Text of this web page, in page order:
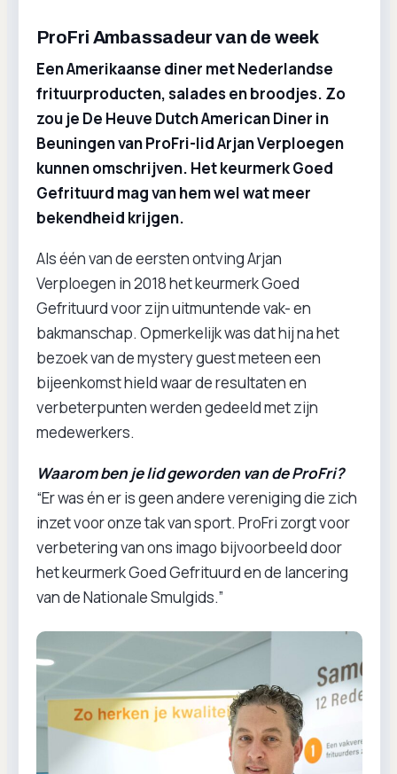
ProFri Ambassadeur van de week
Een Amerikaanse diner met Nederlandse
frituurproducten, salades en broodjes. Zo
zou je De Heuve Dutch American Diner in
Beuningen van ProFri-lid Arjan Verploegen
kunnen omschrijven. Het keurmerk Goed
Gefrituurd mag van hem wel wat meer
bekendheid krijgen.
Als één van de eersten ontving Arjan
Verploegen in 2018 het keurmerk Goed
Gefrituurd voor zijn uitmuntende vak- en
bakmanschap. Opmerkelijk was dat hij na het
bezoek van de mystery guest meteen een
bijeenkomst hield waar de resultaten en
verbeterpunten werden gedeeld met zijn
medewerkers.
Waarom ben je lid geworden van de ProFri?
“Er was én er is geen andere vereniging die zich
inzet voor onze tak van sport. ProFri zorgt voor
verbetering van ons imago bijvoorbeeld door
het keurmerk Goed Gefrituurd en de lancering
van de Nationale Smulgids.”